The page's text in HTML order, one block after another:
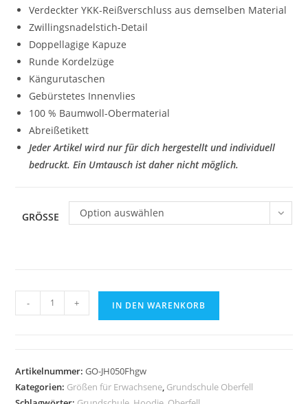
Verdeckter YKK-Reißverschluss aus demselben Material
Zwillingsnadelstich-Detail
Doppellagige Kapuze
Runde Kordelzüge
Kängurutaschen
Gebürstetes Innenvlies
100 % Baumwoll-Obermaterial
Abreißetikett
Jeder Artikel wird nur für dich hergestellt und individuell
bedruckt. Ein Umtausch ist daher nicht möglich.
GRÖSSE Option auswählen
JustHoods
GREY
/
Druck
- + IN DEN WARENKORB
Artikelnummer:GO-JH050Fhgw
Kategorien: Größen für Erwachsene Grundschule Oberfell